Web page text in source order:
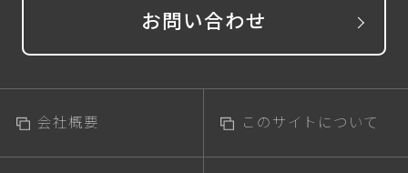
お問い合わせ
会社概要 このサイトについて